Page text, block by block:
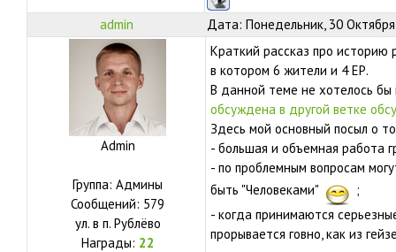
admin Дата: Понедельник, 30
Admin
Группа: Админы
Сообщений: 579
ул. в п. Рублёво
Награды: 22
Краткий рассказ про
в котором 6 жители и 4 ЕР.
В данной теме не хотелось
обсуждена в другой ветке
Здесь мой основный посыл о
- большая и объемная работа
- по проблемным вопросам
быть "Человеками"
;
- когда принимаются
прорывается говно, как из